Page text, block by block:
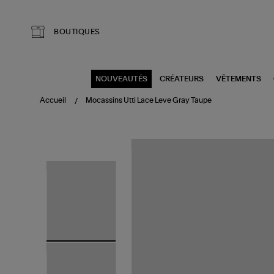
BOUTIQUES
NOUVEAUTÉS CRÉATEURS VÊTEMENTS
Accueil Mocassins Utti Lace Leve Gray Taupe